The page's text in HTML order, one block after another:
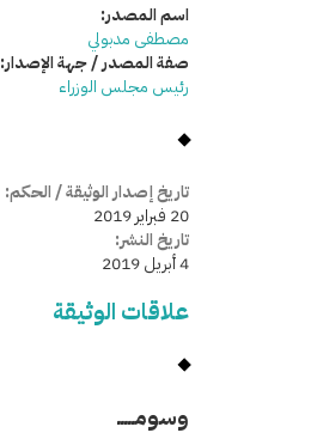
اسم المصدر:
مصطفى مدبولي
صفة المصدر / جهة الإصدار:
رئيس مجلس الوزراء
تاريخ إصدار الوثيقة / الحكم:
20 فبراير 2019
تاريخ النشر:
4 أبريل 2019
علاقات الوثيقة
وسومـــــ